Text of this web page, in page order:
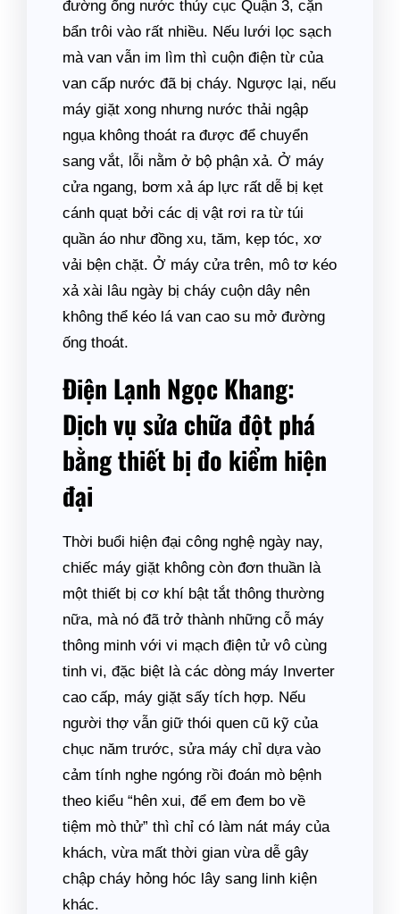
đường ống nước thủy cục Quận 3, cặn
bẩn trôi vào rất nhiều. Nếu lưới lọc sạch
mà van vẫn im lìm thì cuộn điện từ của
van cấp nước đã bị cháy. Ngược lại, nếu
máy giặt xong nhưng nước thải ngập
ngụa không thoát ra được để chuyển
sang vắt, lỗi nằm ở bộ phận xả. Ở máy
cửa ngang, bơm xả áp lực rất dễ bị kẹt
cánh quạt bởi các dị vật rơi ra từ túi
quần áo như đồng xu, tăm, kẹp tóc, xơ
vải bện chặt. Ở máy cửa trên, mô tơ kéo
xả xài lâu ngày bị cháy cuộn dây nên
không thể kéo lá van cao su mở đường
ống thoát.
Điện Lạnh Ngọc Khang:
Dịch vụ sửa chữa đột phá
bằng thiết bị đo kiểm hiện
đại
Thời buổi hiện đại công nghệ ngày nay,
chiếc máy giặt không còn đơn thuần là
một thiết bị cơ khí bật tắt thông thường
nữa, mà nó đã trở thành những cỗ máy
thông minh với vi mạch điện tử vô cùng
tinh vi, đặc biệt là các dòng máy Inverter
cao cấp, máy giặt sấy tích hợp. Nếu
người thợ vẫn giữ thói quen cũ kỹ của
chục năm trước, sửa máy chỉ dựa vào
cảm tính nghe ngóng rồi đoán mò bệnh
theo kiểu “hên xui, để em đem bo về
tiệm mò thử” thì chỉ có làm nát máy của
khách, vừa mất thời gian vừa dễ gây
chập cháy hỏng hóc lây sang linh kiện
khác.